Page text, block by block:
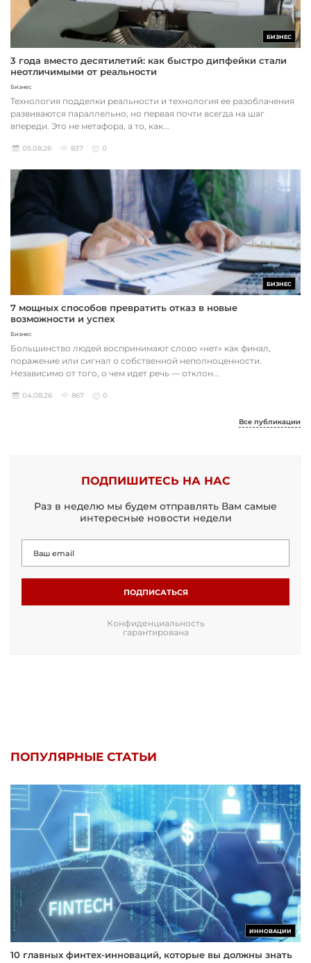
БИЗНЕС
3 года вместо десятилетий: как быстро дипфейки стали
неотличимыми от реальности
Бизнес
Технология подделки реальности и технология ее разоблачения
развиваются параллельно, но первая почти всегда на шаг
впереди. Это не метафора, а то, как...
05.08.26 837 0
БИЗНЕС
7 мощных способов превратить отказ в новые
возможности и успех
Бизнес
Большинство людей воспринимают слово «нет» как финал,
поражение или сигнал о собственной неполноценности.
Независимо от того, о чем идет речь — отклон...
04.08.26 867 0
Все публикации
ПОДПИШИТЕСЬ НА НАС
Раз в неделю мы будем отправлять Вам самые
интересные новости недели
ПОДПИСАТЬСЯ
Конфиденциальность
гарантирована
ПОПУЛЯРНЫЕ СТАТЬИ
ИННОВАЦИИ
10 главных финтех-инноваций, которые вы должны знать